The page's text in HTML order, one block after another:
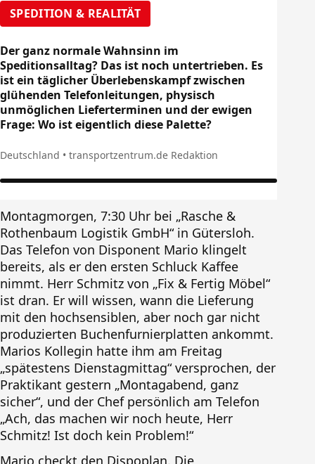
SPEDITION & REALITÄT
Der ganz normale Wahnsinn im
Speditionsalltag? Das ist noch untertrieben. Es
ist ein täglicher Überlebenskampf zwischen
glühenden Telefonleitungen, physisch
unmöglichen Lieferterminen und der ewigen
Frage: Wo ist eigentlich diese Palette?
Deutschland • transportzentrum.de Redaktion
Montagmorgen, 7:30 Uhr bei „Rasche &
Rothenbaum Logistik GmbH“ in Gütersloh.
Das Telefon von Disponent Mario klingelt
bereits, als er den ersten Schluck Kaffee
nimmt. Herr Schmitz von „Fix & Fertig Möbel“
ist dran. Er will wissen, wann die Lieferung
mit den hochsensiblen, aber noch gar nicht
produzierten Buchenfurnierplatten ankommt.
Marios Kollegin hatte ihm am Freitag
„spätestens Dienstagmittag“ versprochen, der
Praktikant gestern „Montagabend, ganz
sicher“, und der Chef persönlich am Telefon
„Ach, das machen wir noch heute, Herr
Schmitz! Ist doch kein Problem!“
Mario checkt den Dispoplan. Die